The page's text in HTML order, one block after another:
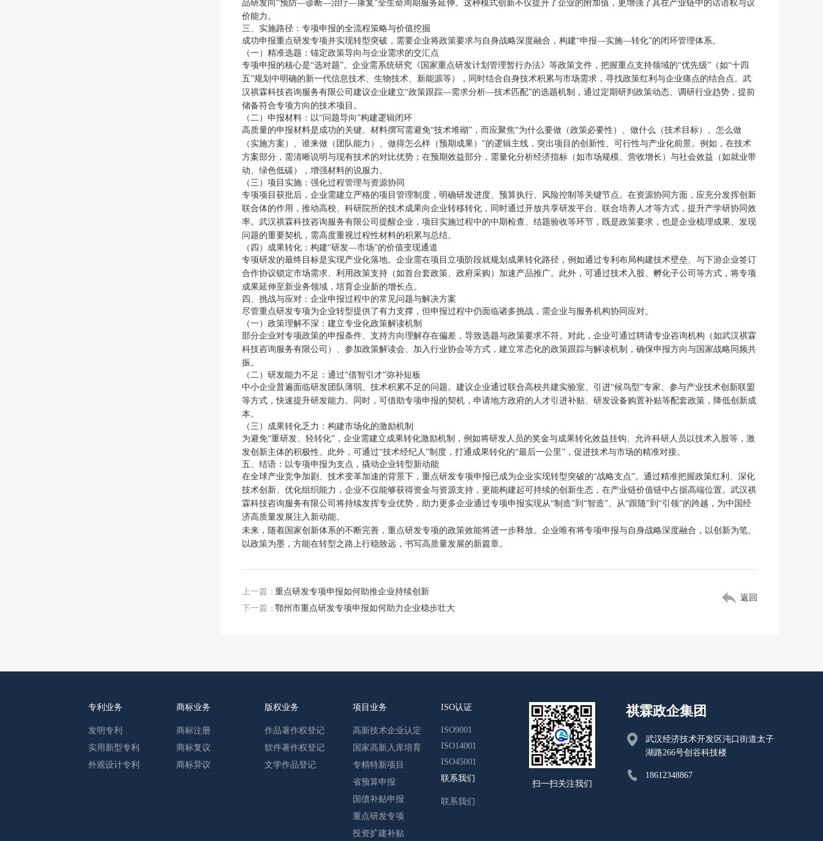
品研发向“预防—诊断—治疗—康复”全生命周期服务延伸。这种模式创新不仅提升了企业的附加值，更增强了其在产业链中的话语权与议
价能力。
三、实施路径：专项申报的全流程策略与价值挖掘
成功申报重点研发专项并实现转型突破，需要企业将政策要求与自身战略深度融合，构建“申报—实施—转化”的闭环管理体系。
（一）精准选题：锚定政策导向与企业需求的交汇点
专项申报的核心是“选对题”。企业需系统研究《国家重点研发计划管理暂行办法》等政策文件，把握重点支持领域的“优先级”（如“十四
五”规划中明确的新一代信息技术、生物技术、新能源等），同时结合自身技术积累与市场需求，寻找政策红利与企业痛点的结合点。武
汉祺霖科技咨询服务有限公司建议企业建立“政策跟踪—需求分析—技术匹配”的选题机制，通过定期研判政策动态、调研行业趋势，提前
储备符合专项方向的技术项目。
（二）申报材料：以“问题导向”构建逻辑闭环
高质量的申报材料是成功的关键。材料撰写需避免“技术堆砌”，而应聚焦“为什么要做（政策必要性）、做什么（技术目标）、怎么做
（实施方案）、谁来做（团队能力）、做得怎么样（预期成果）”的逻辑主线，突出项目的创新性、可行性与产业化前景。例如，在技术
方案部分，需清晰说明与现有技术的对比优势；在预期效益部分，需量化分析经济指标（如市场规模、营收增长）与社会效益（如就业带
动、绿色低碳），增强材料的说服力。
（三）项目实施：强化过程管理与资源协同
专项项目获批后，企业需建立严格的项目管理制度，明确研发进度、预算执行、风险控制等关键节点。在资源协同方面，应充分发挥创新
联合体的作用，推动高校、科研院所的技术成果向企业转移转化，同时通过开放共享研发平台、联合培养人才等方式，提升产学研协同效
率。武汉祺霖科技咨询服务有限公司提醒企业，项目实施过程中的中期检查、结题验收等环节，既是政策要求，也是企业梳理成果、发现
问题的重要契机，需高度重视过程性材料的积累与总结。
（四）成果转化：构建“研发—市场”的价值变现通道
专项研发的最终目标是实现产业化落地。企业需在项目立项阶段就规划成果转化路径，例如通过专利布局构建技术壁垒、与下游企业签订
合作协议锁定市场需求、利用政策支持（如首台套政策、政府采购）加速产品推广。此外，可通过技术入股、孵化子公司等方式，将专项
成果延伸至新业务领域，培育企业新的增长点。
四、挑战与应对：企业申报过程中的常见问题与解决方案
尽管重点研发专项为企业转型提供了有力支撑，但申报过程中仍面临诸多挑战，需企业与服务机构协同应对。
（一）政策理解不深：建立专业化政策解读机制
部分企业对专项政策的申报条件、支持方向理解存在偏差，导致选题与政策要求不符。对此，企业可通过聘请专业咨询机构（如武汉祺霖
科技咨询服务有限公司）、参加政策解读会、加入行业协会等方式，建立常态化的政策跟踪与解读机制，确保申报方向与国家战略同频共
振。
（二）研发能力不足：通过“借智引才”弥补短板
中小企业普遍面临研发团队薄弱、技术积累不足的问题。建议企业通过联合高校共建实验室、引进“候鸟型”专家、参与产业技术创新联盟
等方式，快速提升研发能力。同时，可借助专项申报的契机，申请地方政府的人才引进补贴、研发设备购置补贴等配套政策，降低创新成
本。
（三）成果转化乏力：构建市场化的激励机制
为避免“重研发、轻转化”，企业需建立成果转化激励机制，例如将研发人员的奖金与成果转化效益挂钩、允许科研人员以技术入股等，激
发创新主体的积极性。此外，可通过“技术经纪人”制度，打通成果转化的“最后一公里”，促进技术与市场的精准对接。
五、结语：以专项申报为支点，撬动企业转型新动能
在全球产业竞争加剧、技术变革加速的背景下，重点研发专项申报已成为企业实现转型突破的“战略支点”。通过精准把握政策红利、深化
技术创新、优化组织能力，企业不仅能够获得资金与资源支持，更能构建起可持续的创新生态，在产业链价值链中占据高端位置。武汉祺
霖科技咨询服务有限公司将持续发挥专业优势，助力更多企业通过专项申报实现从“制造”到“智造”、从“跟随”到“引领”的跨越，为中国经
济高质量发展注入新动能。
未来，随着国家创新体系的不断完善，重点研发专项的政策效能将进一步释放。企业唯有将专项申报与自身战略深度融合，以创新为笔、
以政策为墨，方能在转型之路上行稳致远，书写高质量发展的新篇章。
上一篇：重点研发专项申报如何助推企业持续创新
下一篇：鄂州市重点研发专项申报如何助力企业稳步壮大
返回
专利业务
发明专利
实用新型专利
外观设计专利
商标业务
商标注册
商标复议
商标异议
版权业务
作品著作权登记
软件著作权登记
文学作品登记
项目业务
高新技术企业认定
国家高新入库培育
专精特新项目
省预算申报
国债补贴申报
重点研发专项
投资扩建补贴
ISO认证
ISO9001
ISO14001
ISO45001
联系我们
联系我们
扫一扫关注我们
祺霖政企集团
武汉经济技术开发区沌口街道太子
湖路266号创谷科技楼
18612348867